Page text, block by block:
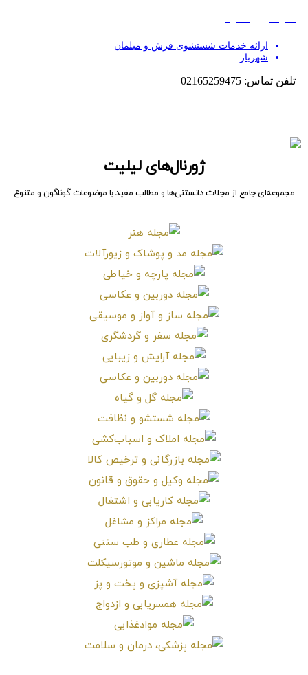
ژورنال‌های لیلیت
مجموعه‌ای جامع از مجلات دانستنی‌ها و مطالب مفید با موضوعات گوناگون و متنوع